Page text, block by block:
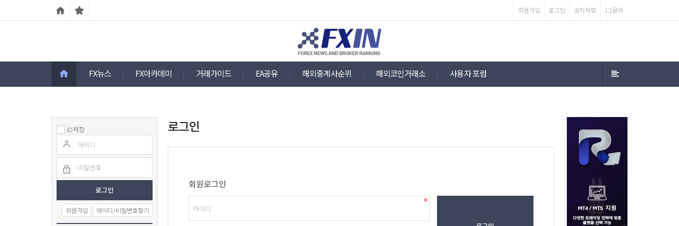
회원가입 로그인 공지사항 1:1문의
FX뉴스 FX아카데미 거래가이드 EA공유 해외중계사순위 해외코인거래소 사용자 포럼
ID저장
회원가입 아이디/비밀번호찾기
로그인
회원로그인